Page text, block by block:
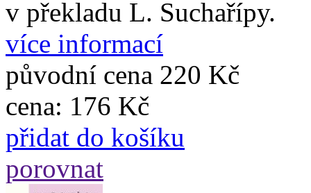
v překladu L. Suchařípy.
více informací
původní cena 220 Kč
cena: 176 Kč
přidat do košíku
porovnat